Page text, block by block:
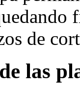
de
las